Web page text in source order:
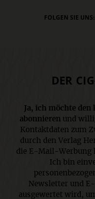
FOLGEN SIE UNS:
DER
Ja, ich möchte
abonnieren und
Kontaktdaten zum
durch den Verlag
die E-Mail-Werbung
Ich bin
Newsletter und
ausgewertet wird,